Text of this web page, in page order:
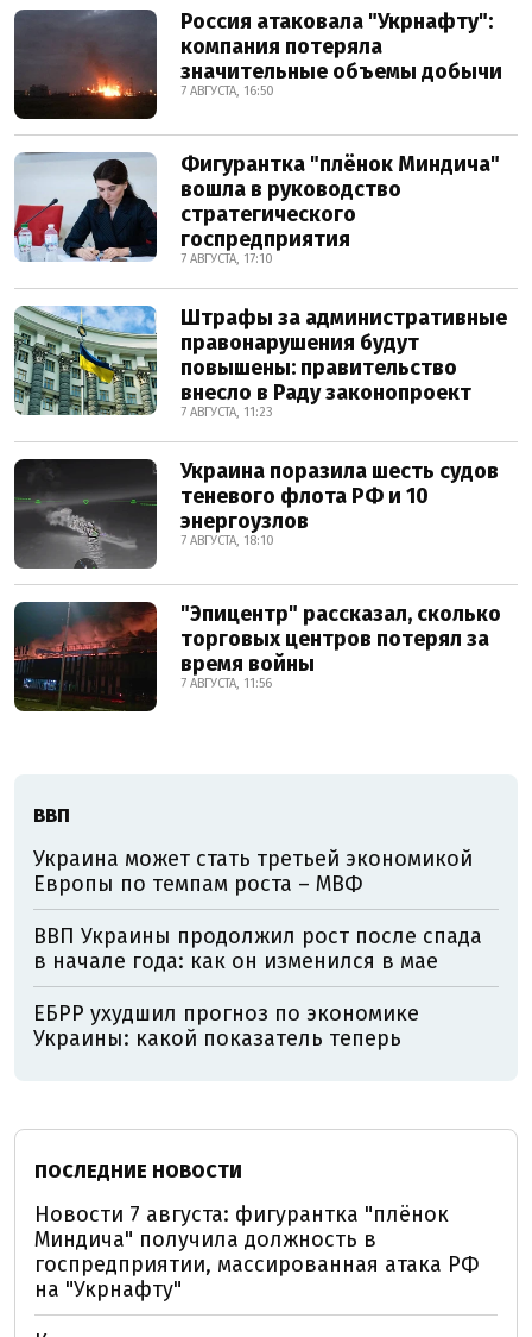
Россия атаковала "Укрнафту":
компания потеряла
значительные объемы добычи
7 АВГУСТА, 16:50
Фигурантка "плёнок Миндича"
вошла в руководство
стратегического
госпредприятия
7 АВГУСТА, 17:10
Штрафы за административные
правонарушения будут
повышены: правительство
внесло в Раду законопроект
7 АВГУСТА, 11:23
Украина поразила шесть судов
теневого флота РФ и 10
энергоузлов
7 АВГУСТА, 18:10
"Эпицентр" рассказал, сколько
торговых центров потерял за
время войны
7 АВГУСТА, 11:56
ВВП
Украина может стать третьей экономикой
Европы по темпам роста – МВФ
ВВП Украины продолжил рост после спада
в начале года: как он изменился в мае
ЕБРР ухудшил прогноз по экономике
Украины: какой показатель теперь
ПОСЛЕДНИЕ НОВОСТИ
Новости 7 августа: фигурантка "плёнок
Миндича" получила должность в
госпредприятии, массированная атака РФ
на "Укрнафту"